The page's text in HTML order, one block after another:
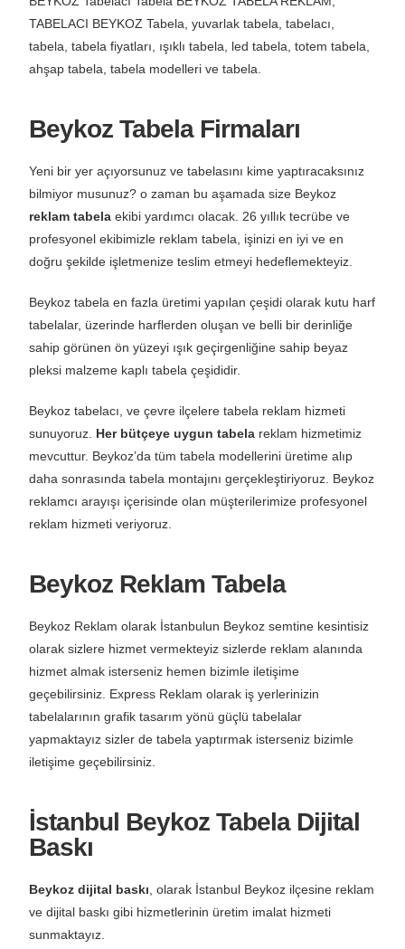
tabela, tabela fiyatları, ışıklı tabela, led tabela, totem tabela,
ahşap tabela, tabela modelleri ve tabela.
bilmiyor musunuz? o zaman bu aşamada size Beykoz
reklam tabelaekibi yardımcı olacak. 26 yıllık tecrübe ve
profesyonel ekibimizle reklam tabela, işinizi en iyi ve en
doğru şekilde işletmenize teslim etmeyi hedeflemekteyiz.
tabelalar, üzerinde harflerden oluşan ve belli bir derinliğe
sahip görünen ön yüzeyi ışık geçirgenliğine sahip beyaz
pleksi malzeme kaplı tabela çeşididir.
sunuyoruz.Her bütçeye uygun tabelareklam hizmetimiz
mevcuttur. Beykoz’da tüm tabela modellerini üretime alıp
daha sonrasında tabela montajını gerçekleştiriyoruz. Beykoz
reklamcı arayışı içerisinde olan müşterilerimize profesyonel
reklam hizmeti veriyoruz.
olarak sizlere hizmet vermekteyiz sizlerde reklam alanında
hizmet almak isterseniz hemen bizimle iletişime
geçebilirsiniz. Express Reklam olarak iş yerlerinizin
tabelalarının grafik tasarım yönü güçlü tabelalar
yapmaktayız sizler de tabela yaptırmak isterseniz bizimle
iletişime geçebilirsiniz.
Baskı
ve dijital baskı gibi hizmetlerinin üretim imalat hizmeti
sunmaktayız.